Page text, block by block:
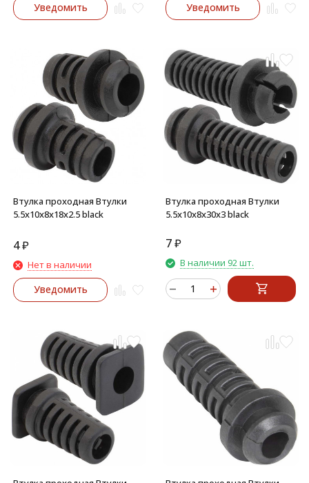
Уведомить Уведомить
Втулка проходная Втулки
5.5х10х8х18х2.5 black
4₽
Нет в наличии
Уведомить
Втулка проходная Втулки
5.5х10х8х30х3 black
7₽
В наличии 92 шт.